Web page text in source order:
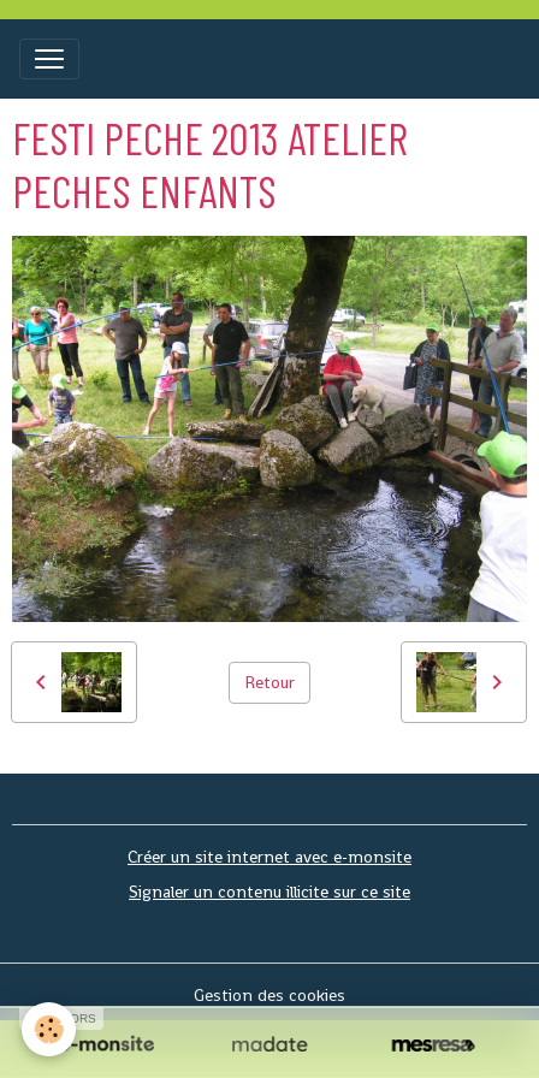
FESTI PECHE 2013 ATELIER
PECHES ENFANTS
Retour
Créer un site internet avec e-monsite
Signaler un contenu illicite sur ce site
Gestion des cookies
SPONSORS